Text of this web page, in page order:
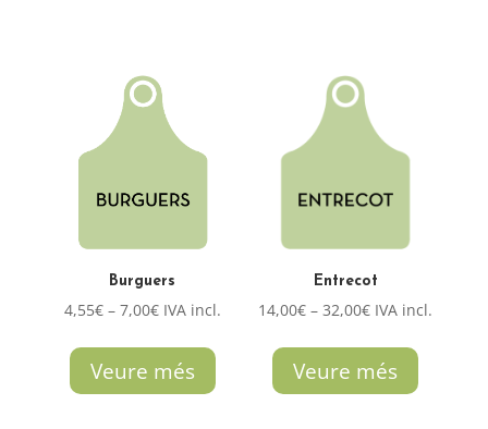
Burguers
4,55€ – 7,00€Interval
preus:
4,55€
IVA incl.
Veure més
Entrecot
14,00€ – 32,00€Interval
preus:
14,00€
IVA incl.
Veure més